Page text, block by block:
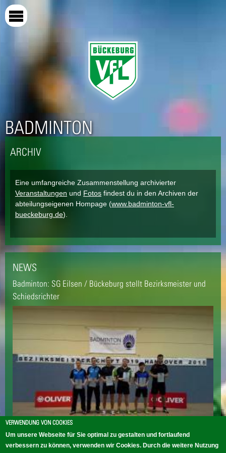
BADMINTON
ARCHIV
Eine umfangreiche Zusammenstellung archivierter
Veranstaltungen und Fotos findest du in den Archiven der
abteilungseigenen Hompage (www.badminton-vfl-
bueckeburg.de).
NEWS
Badminton: SG Eilsen / Bückeburg stellt Bezirksmeister und
Schiedsrichter
VERWENDUNG VON COOKIES
Um unsere Webseite für Sie optimal zu gestalten und fortlaufend
verbessern zu können, verwenden wir Cookies. Durch die weitere Nutzung